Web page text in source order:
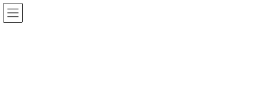
コ
ン
ナ
ビ